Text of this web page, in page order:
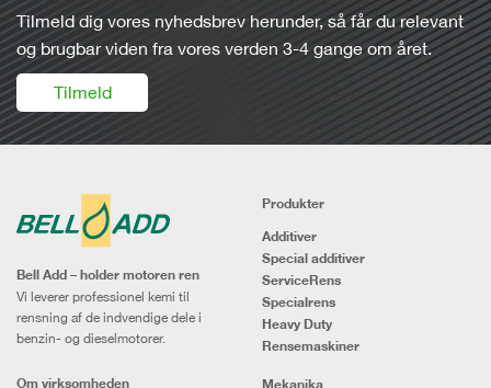
Tilmeld dig vores nyhedsbrev herunder, så får du relevant
og brugbar viden fra vores verden 3-4 gange om året.
Tilmeld
Bell Add – holder motoren ren
Vi leverer professionel kemi til
rensning af de indvendige dele i
benzin- og dieselmotorer.
Om virksomheden
Produkter
Additiver
Special additiver
ServiceRens
Specialrens
Heavy Duty
Rensemaskiner
Mekanika